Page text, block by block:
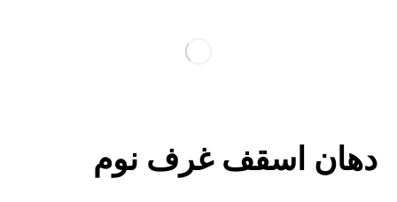
دهان اسقف غرف نوم